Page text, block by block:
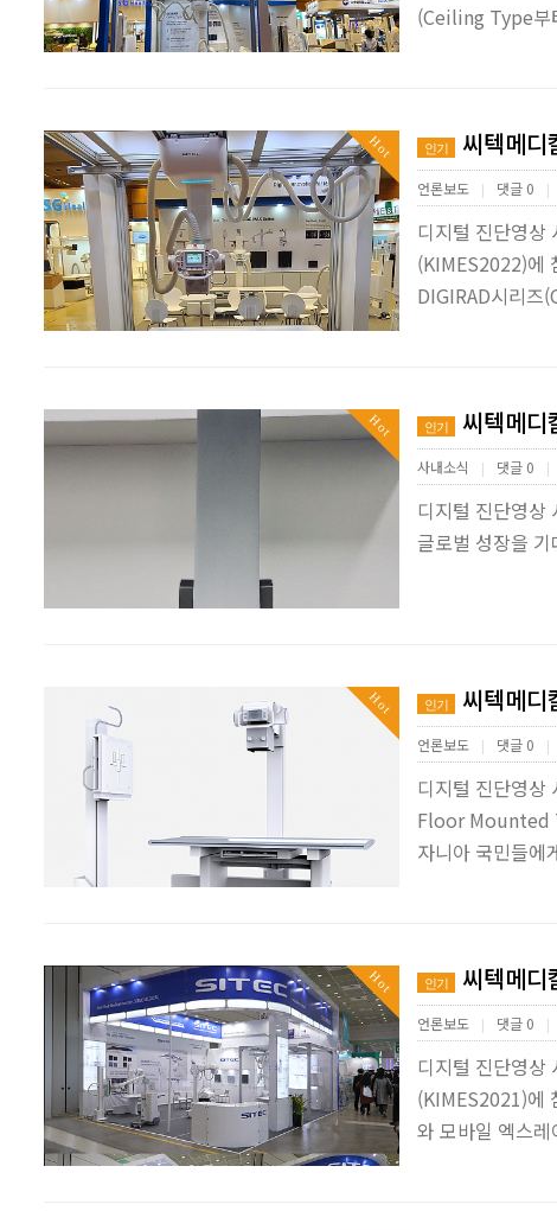
(Ceiling Type
Hot 인기 씨텍메
언론보도 | 댓글 0 |
디지털 진단영상
(KIMES2022)에
DIGIRAD시리
Hot 인기 씨텍메
사내소식 | 댓글 0 |
디지털 진단영상
글로벌 성장을
Hot 인기 씨텍메
언론보도 | 댓글 0 |
디지털 진단영상
Floor Mounted
자니아 국민들에
Hot 인기 씨텍메
언론보도 | 댓글 0 |
디지털 진단영상
(KIMES2021)에
와 모바일 엑스